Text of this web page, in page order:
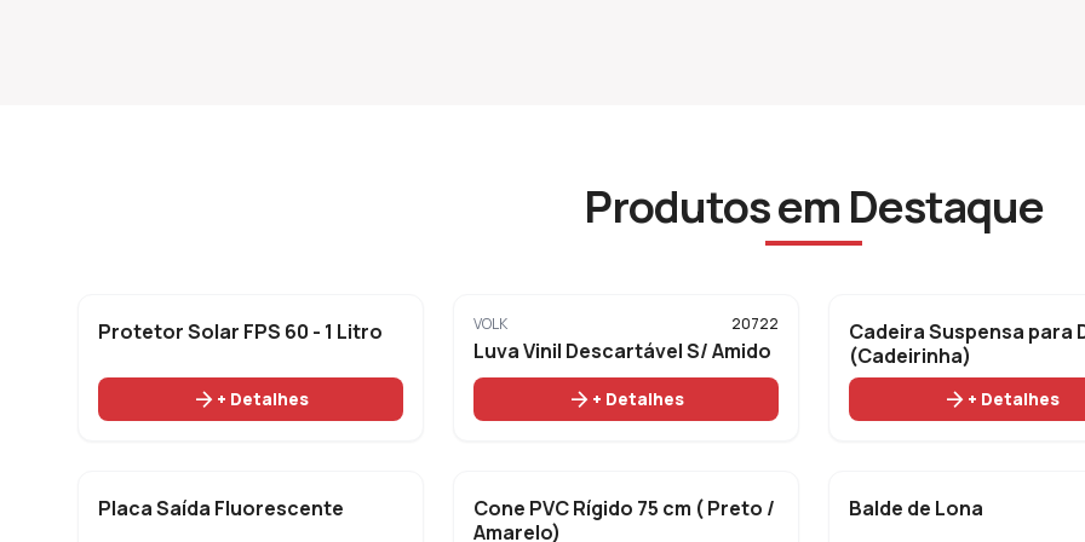
Produtos em Destaque
Protetor Solar FPS 60 - 1 Litro
arrow_forward + Detalhes
add_shopping_cart
VOLK 20722
Luva Vinil Descartável S/ Amido
arrow_forward + Detalhes
Cadeira Suspensa para
(Cadeirinha)
arrow_forward + Detalhes
Placa Saída Fluorescente
Cone PVC Rígido 75 cm ( Preto /
Amarelo)
Balde de Lona